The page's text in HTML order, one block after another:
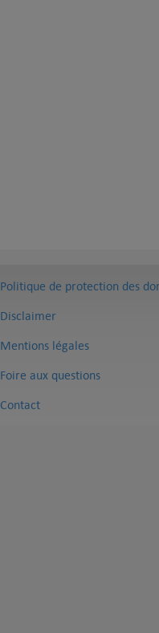
Politique de protection des
Disclaimer
Mentions légales
Foire aux questions
Contact